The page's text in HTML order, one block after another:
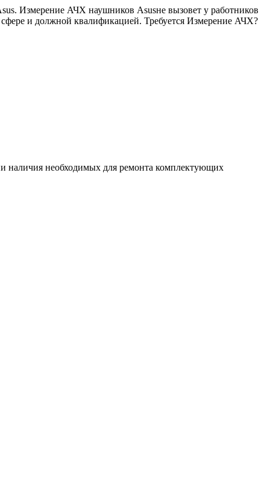
Измерение АЧХ наушников Asusне вызовет у работников
и должной квалификацией. Требуется Измерение АЧХ?
наличия необходимых для ремонта комплектующих